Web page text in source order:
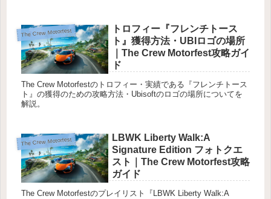
The Crew Motorfest
トロフィー『フレンチトース
ト』獲得方法・UBIロゴの場所
｜The Crew Motorfest攻略ガイ
ド
The Crew Motorfestのトロフィー・実績である『フレンチトース
ト』の獲得のための攻略方法・Ubisoftのロゴの場所についてを
解説。
The Crew Motorfest
LBWK Liberty Walk:A
Signature Edition フォトクエ
スト｜The Crew Motorfest攻略
ガイド
The Crew Motorfestのプレイリスト『LBWK Liberty Walk:A